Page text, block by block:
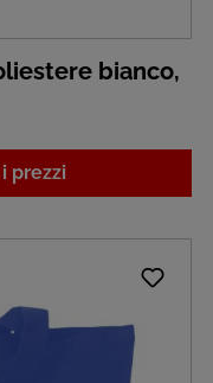
bianco,
prezzi